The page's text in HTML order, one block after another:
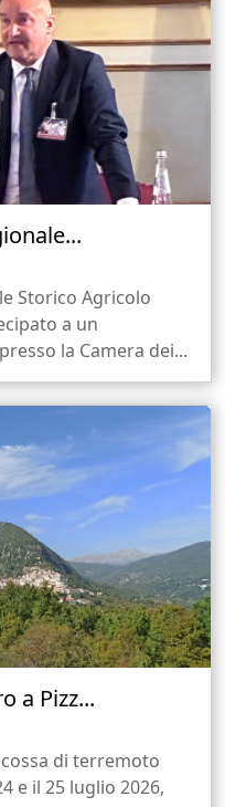
Storico Agricolo
a un
la Camera dei...
a Pizz...
di terremoto
e il 25 luglio 2026,